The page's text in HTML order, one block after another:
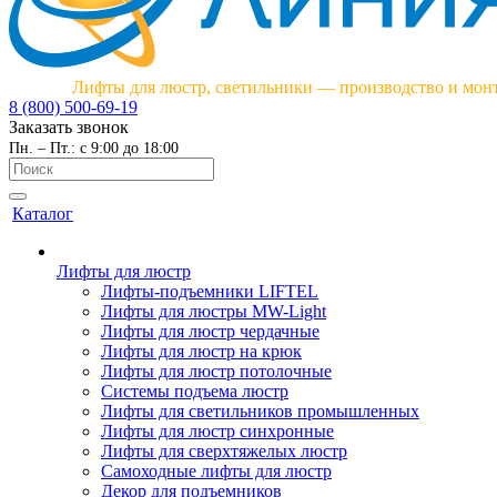
Лифты для люстр, светильники — производство и
8 (800) 500-69-19
Заказать звонок
Пн. – Пт.: с 9:00 до 18:00
Каталог
Лифты для люстр
Лифты-подъемники LIFTEL
Лифты для люстры MW-Light
Лифты для люстр чердачные
Лифты для люстр на крюк
Лифты для люстр потолочные
Системы подъема люстр
Лифты для светильников промышленных
Лифты для люстр синхронные
Лифты для сверхтяжелых люстр
Самоходные лифты для люстр
Декор для подъемников